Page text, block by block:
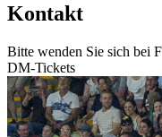
Kontakt
Bitte wenden Sie sich bei
DM-Tickets